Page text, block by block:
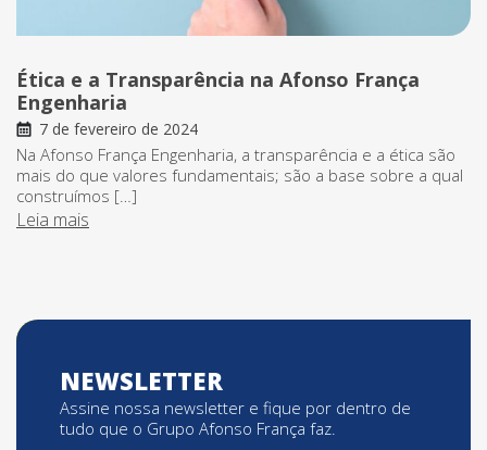
Ética e a Transparência na Afonso França
Engenharia
7 de fevereiro de 2024
Na Afonso França Engenharia, a transparência e a ética são
mais do que valores fundamentais; são a base sobre a qual
construímos […]
Leia mais
NEWSLETTER
Assine nossa newsletter e fique por dentro de
tudo que o Grupo Afonso França faz.